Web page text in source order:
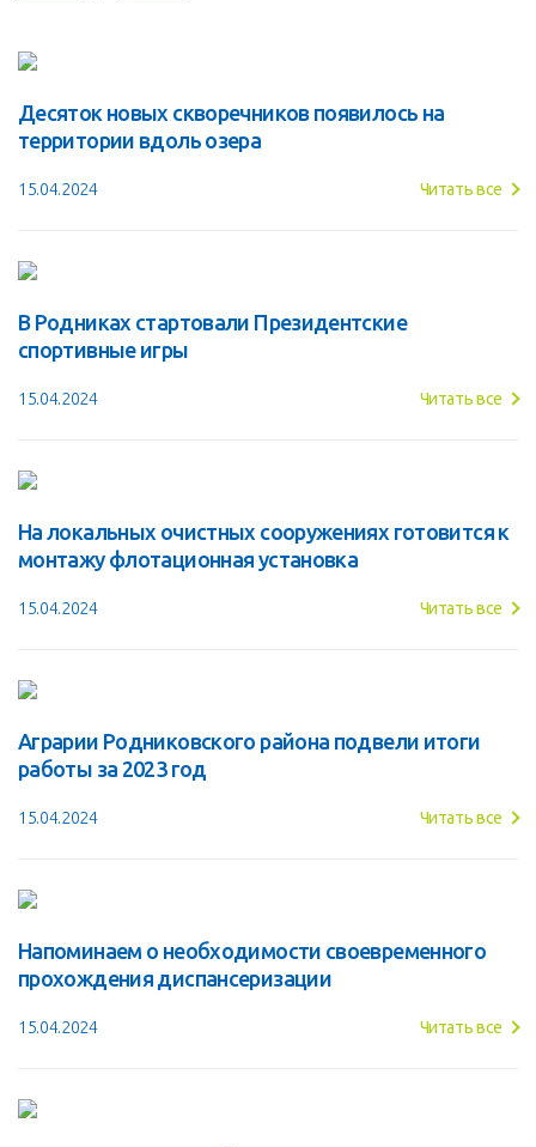
Десяток новых скворечников появилось на
территории вдоль озера
15.04.2024 Читать все
В Родниках стартовали Президентские
спортивные игры
15.04.2024 Читать все
На локальных очистных сооружениях готовится к
монтажу флотационная установка
15.04.2024 Читать все
Аграрии Родниковского района подвели итоги
работы за 2023 год
15.04.2024 Читать все
Напоминаем о необходимости своевременного
прохождения диспансеризации
15.04.2024 Читать все